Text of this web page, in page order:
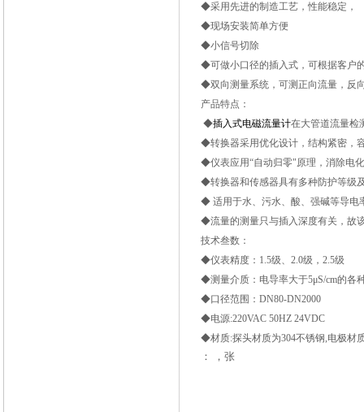
◆采用先进的制造工艺，性能稳定，
◆现场安装简单方便
◆小信号切除
◆可做小口径的插入式，可根据客户
◆双向测量系统，可测正向流量，反
产品特点：
◆插入式电磁流量计在大管道流量检
◆转换器采用优化设计，结构紧密，
◆仪表应用“自动归零"原理，消除电
◆转换器和传感器具有多种防护等级
◆ 适用于水、污水、酸、强碱等导电
◆流量的测量只与插入深度有关，故
技术叁数：
◆仪表精度：1.5级、2.0级，2.5级
◆测量介质：电导率大于5μS/cm的各
◆口径范围：DN80-DN2000
◆电源:220VAC 50HZ 24VDC
◆材质:探头材质为304不锈钢,电极材
： ，张